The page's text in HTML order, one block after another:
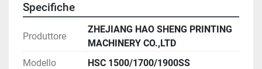
Tutte le impostazioni principali sono gestite da una
regolazione automatica.
Le unità di taglio longitudinali sono regolate
Specifiche
Produttore
ZHEJIANG HAO SHENG PRINTING
MACHINERY CO.,LTD
Modello
HSC 1500/1700/1900SS